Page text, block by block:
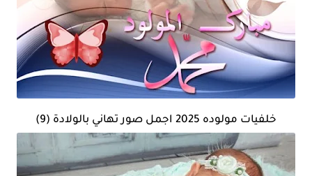
خلفيات مولوده 2025 اجمل صور تهاني بالولادة (9)